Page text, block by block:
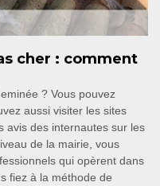
cher : comment
? Vous pouvez
aussi visiter les sites
avis des internautes sur les
de la mairie, vous
qui opèrent dans
fiez à la méthode de